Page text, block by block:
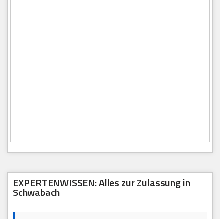
EXPERTENWISSEN: Alles zur Zulassung in
Schwabach